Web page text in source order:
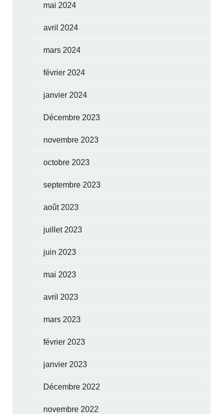
mai 2024
avril 2024
mars 2024
février 2024
janvier 2024
Décembre 2023
novembre 2023
octobre 2023
septembre 2023
août 2023
juillet 2023
juin 2023
mai 2023
avril 2023
mars 2023
février 2023
janvier 2023
Décembre 2022
novembre 2022